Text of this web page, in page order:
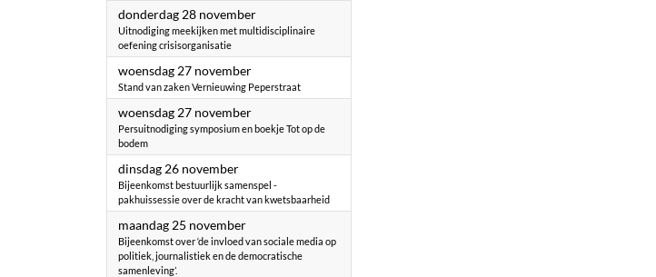
donderdag 28 november2024
Uitnodiging meekijken met multidisciplinaire
oefening crisisorganisatie
woensdag 27 november2024
Stand van zaken Vernieuwing Peperstraat
woensdag 27 november2024
Persuitnodiging symposium en boekje Tot op de
bodem
dinsdag 26 november2024
Bijeenkomst bestuurlijk samenspel -
pakhuissessie over de kracht van kwetsbaarheid
maandag 25 november2024
Bijeenkomst over ‘de invloed van sociale media op
politiek, journalistiek en de democratische
samenleving’.